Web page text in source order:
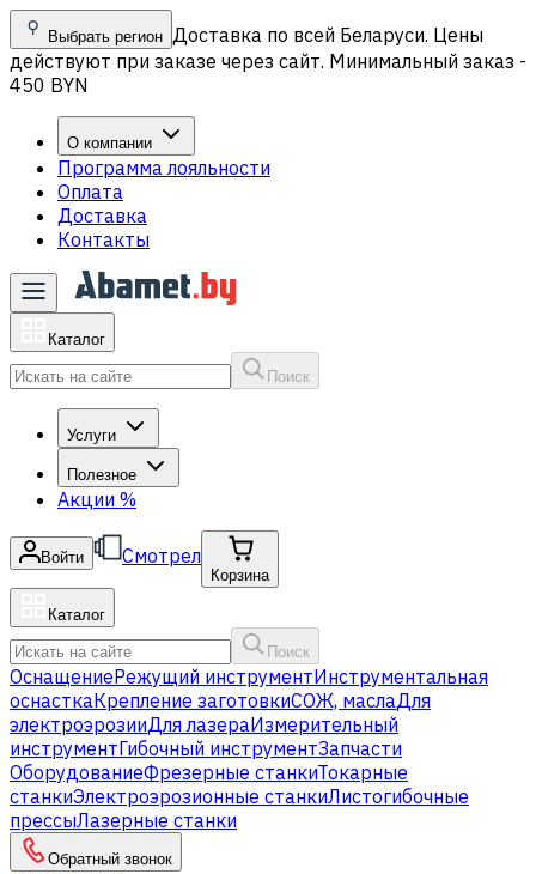
Выбрать регион Доставка по всей Беларуси. Цены
действуют при заказе через сайт. Минимальный заказ -
450 BYN
О компании
Программа лояльности
Оплата
Доставка
Контакты
Каталог
Поиск
Услуги
Полезное
Акции %
Войти Смотрел
Корзина
Каталог
Поиск
ОснащениеРежущий инструментИнструментальная
оснасткаКрепление заготовкиСОЖ, маслаДля
электроэрозииДля лазераИзмерительный
инструментГибочный инструментЗапчасти
ОборудованиеФрезерные станкиТокарные
станкиЭлектроэрозионные станкиЛистогибочные
прессыЛазерные станки
Обратный звонок